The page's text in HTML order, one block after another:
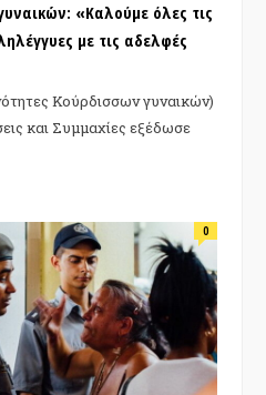
«Καλούμε όλες τις
με τις αδελφές
Κούρδισσων γυναικών)
και Συμμαχίες εξέδωσε
0